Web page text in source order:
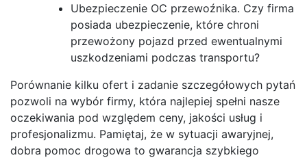
Ubezpieczenie OC przewoźnika. Czy firma
posiada ubezpieczenie, które chroni
przewożony pojazd przed ewentualnymi
uszkodzeniami podczas transportu?
Porównanie kilku ofert i zadanie szczegółowych pytań
pozwoli na wybór firmy, która najlepiej spełni nasze
oczekiwania pod względem ceny, jakości usług i
profesjonalizmu. Pamiętaj, że w sytuacji awaryjnej,
dobra pomoc drogowa to gwarancja szybkiego